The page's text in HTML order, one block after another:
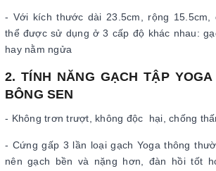
- Với kích thước dài 23.5cm, rộng 15.5cm,
thể được sử dụng ở 3 cấp độ khác nhau:
hay nằm ngửa
2. TÍNH NĂNG GẠCH TẬP
BÔNG SEN
- Không trơn trượt, không độc hại, chống
- Cứng gấp 3 lần loại gạch Yoga thông
nên gạch bền và nặng hơn, đàn hồi tốt